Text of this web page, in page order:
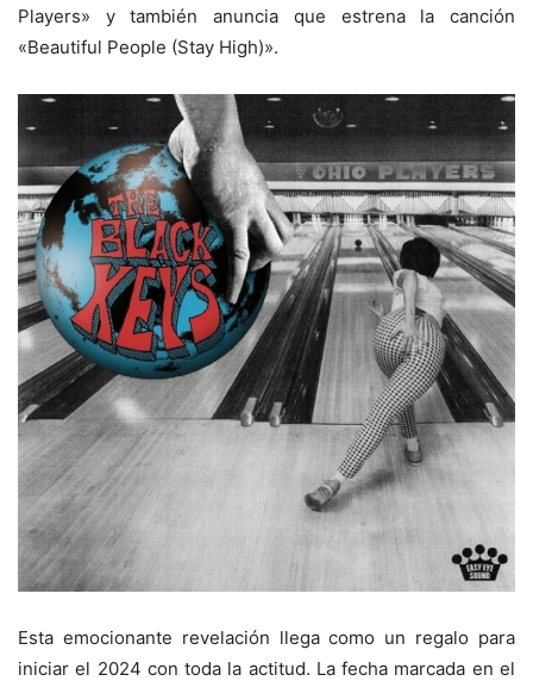
Players» y también anuncia que estrena la canción
«Beautiful People (Stay High)».
Esta emocionante revelación llega como un regalo para
iniciar el 2024 con toda la actitud. La fecha marcada en el